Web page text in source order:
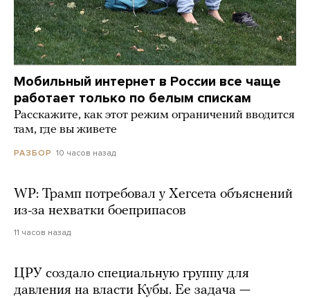
Мобильный интернет в России все чаще
работает только по белым спискам
Расскажите, как этот режим ограничений вводится
там, где вы живете
РАЗБОР 10 часов назад
WP: Трамп потребовал у Хегсета объяснений
из-за нехватки боеприпасов
11 часов назад
ЦРУ создало специальную группу для
давления на власти Кубы. Ее задача —